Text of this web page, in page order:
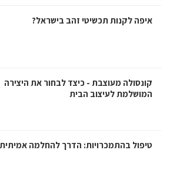
איפה לקנות תכשיטי זהב בישראל?
קונסולה מעוצבת - כיצד לבחור את היצירה
המושלמת לעיצוב הבית
טיפול בהתמכרויות: הדרך להחלמה אמיתית